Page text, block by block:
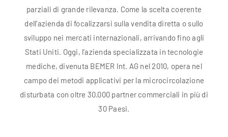
Contatti
parziali di grande rilevanza. Come la scelta coerente
dell’azienda di focalizzarsi sulla vendita diretta o sullo
sviluppo nei mercati internazionali, arrivando fino agli
Stati Uniti. Oggi, l’azienda specializzata in tecnologie
mediche, divenuta BEMER Int. AG nel 2010, opera nel
campo dei metodi applicativi per la microcircolazione
disturbata con oltre 30.000 partner commerciali in più di
30 Paesi.